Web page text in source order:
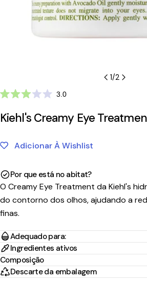
1/2
3.0
de
3.0Clique
ir
para
avaliações
Kiehl's Creamy Eye
Adicionar À Wishlist
Por que está no abitat?
O Creamy Eye Treatment da Kiehl's
do contorno dos olhos, ajudando a
finas.
Adequado para:
Ingredientes ativos
Composição
Descarte da embalagem